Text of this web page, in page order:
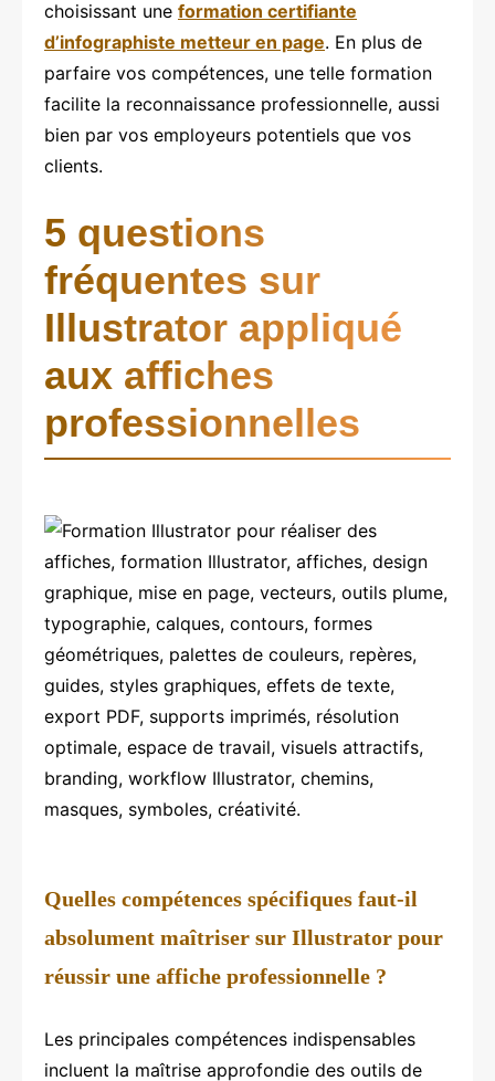
choisissant une formation certifiante
d’infographiste metteur en page. En plus de
parfaire vos compétences, une telle formation
facilite la reconnaissance professionnelle, aussi
bien par vos employeurs potentiels que vos
clients.
5 questions
fréquentes sur
Illustrator appliqué
aux affiches
professionnelles
Quelles compétences spécifiques faut-il
absolument maîtriser sur Illustrator pour
réussir une affiche professionnelle ?
Les principales compétences indispensables
incluent la maîtrise approfondie des outils de